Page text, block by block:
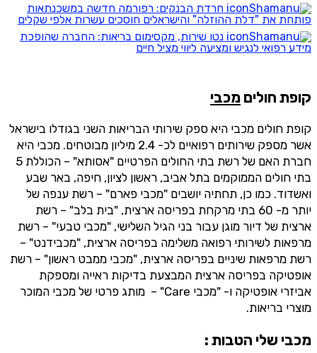
חרדת הבנקים: רפורמה חדשה במשכנתאות
פותחת את "דלת ההוזלה" והישראלים חוסכים עשרות אלפי שקלים
נטו שירות, מקסימום בריאות: החברה שהופכת
מידע רפואי לנגיש ומציעה ליווי מציל חיים
קופת חולים מכבי
קופת חולים מכבי היא ספק שירותי הבריאות השני בגודלו בישראל
אשר מספק שירותים רפואיים לכ- 2.4 מיליון מבוטחים. מכבי היא
חברת האם של רשת בתי החולים הפרטיים "אסותא" – הכוללת 5
בתי חולים הממוקמים בתל אביב, ראשון לציון, חיפה, באר שבע
ואשדוד. כמו כן, תחתיה יושבים "מכבי פארם" – רשת ענפה של
יותר מ- 60 בתי מרקחת בפריסה ארצית, "בית בלב" – רשת
ארצית של דיור מוגן עבור בני הגיל השלישי, "מכבי טבעי" – רשת
מרפאות לשירותי רפואה משלימה בפריסה ארצית, "מכבידנט" –
רשת מרפאות שיניים בפריסה ארצית, "מכבי ממבט ראשון" – רשת
אופטיקה בפריסה ארצית המבצעת בדיקות ראייה ומספקת
אביזרי אופטיקה ו- "מכבי Care" – מותג פרטי של מכבי המוכר
מוצרי בריאות.
מכבי שלי הטבות :